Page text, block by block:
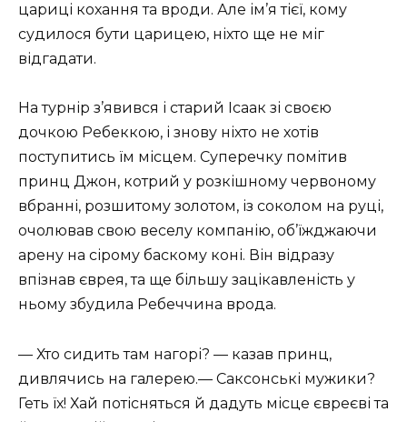
цариці кохання та вроди. Але ім’я тієї, кому
судилося бути царицею, ніхто ще не міг
відгадати.
На турнір з’явився і старий Ісаак зі своєю
дочкою Ребеккою, і знову ніхто не хотів
поступитись їм місцем. Суперечку помітив
принц Джон, котрий у розкішному червоному
вбранні, розшитому золотом, із соколом на руці,
очолював свою веселу компанію, об’їжджаючи
арену на сірому баскому коні. Він відразу
впізнав єврея, та ще більшу зацікавленість у
ньому збудила Ребеччина врода.
— Хто сидить там нагорі? — казав принц,
дивлячись на галерею.— Саксонські мужики?
Геть їх! Хай потісняться й дадуть місце євреєві та